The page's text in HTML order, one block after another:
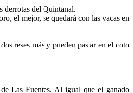
derrotas del Quintanal.
el mejor, se quedará con las vacas en
reses más y pueden pastar en el coto
Las Fuentes. Al igual que el ganado